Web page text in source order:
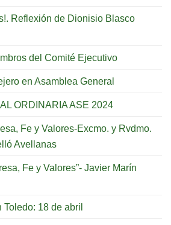
Reflexión de Dionisio Blasco
del Comité Ejecutivo
en Asamblea General
ORDINARIA ASE 2024
Fe y Valores-Excmo. y Rvdmo.
Avellanas
Fe y Valores”- Javier Marín
Toledo: 18 de abril